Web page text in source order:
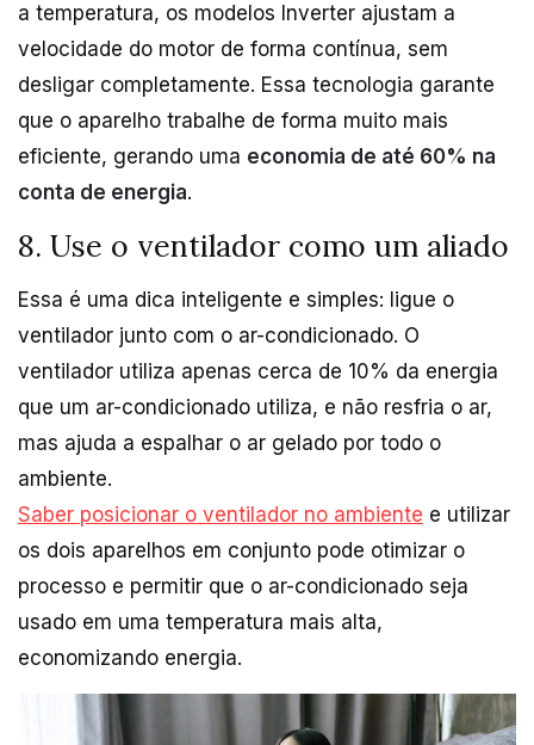
a temperatura, os modelos Inverter ajustam a
velocidade do motor de forma contínua, sem
desligar completamente. Essa tecnologia garante
que o aparelho trabalhe de forma muito mais
eficiente, gerando uma economia de até 60% na
conta de energia.
8. Use o ventilador como um aliado
Essa é uma dica inteligente e simples: ligue o
ventilador junto com o ar-condicionado. O
ventilador utiliza apenas cerca de 10% da energia
que um ar-condicionado utiliza, e não resfria o ar,
mas ajuda a espalhar o ar gelado por todo o
ambiente.
Saber posicionar o ventilador no ambiente e utilizar
os dois aparelhos em conjunto pode otimizar o
processo e permitir que o ar-condicionado seja
usado em uma temperatura mais alta,
economizando energia.